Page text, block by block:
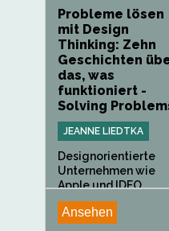
Probleme lösen
mit Design
Thinking: Zehn
Geschichten
das, was
funktioniert -
Solving
JEANNE LIEDTKA
Designorientierte
Unternehmen wie
Apple und IDEO...
Ansehen